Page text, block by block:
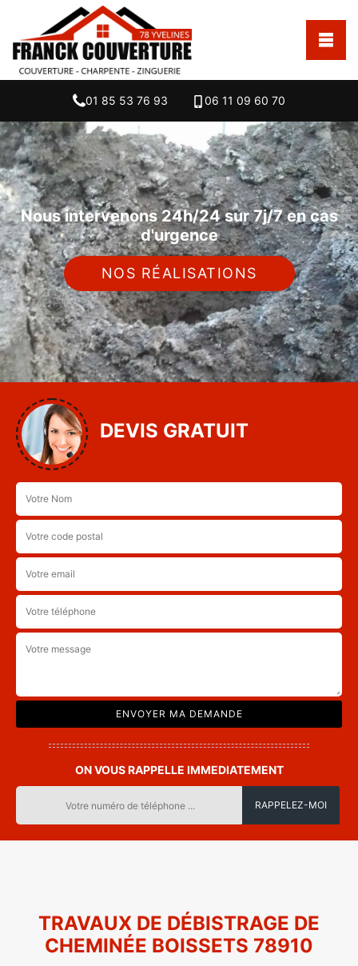
01 85 53 76 93 06 11 09 60 70
Nous intervenons 24h/24 sur 7j/7 en cas
d'urgence
NOS RÉALISATIONS
DEVIS GRATUIT
ON VOUS RAPPELLE IMMEDIATEMENT
TRAVAUX DE DÉBISTRAGE DE
CHEMINÉE BOISSETS 78910